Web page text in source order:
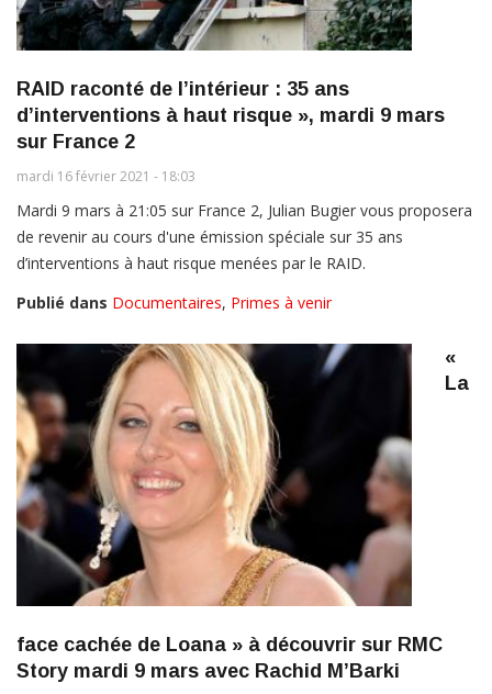
RAID raconté de l’intérieur : 35 ans
d’interventions à haut risque », mardi 9 mars
sur France 2
mardi 16 février 2021 - 18:03
Mardi 9 mars à 21:05 sur France 2, Julian Bugier vous proposera
de revenir au cours d'une émission spéciale sur 35 ans
d’interventions à haut risque menées par le RAID.
Publié dans Documentaires, Primes à venir
«
La
face cachée de Loana » à découvrir sur RMC
Story mardi 9 mars avec Rachid M’Barki